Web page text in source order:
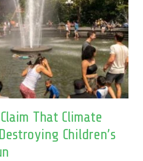
That Climate
Children’s